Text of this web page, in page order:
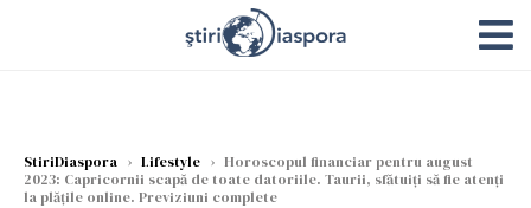
StiriDiaspora › Lifestyle › Horoscopul financiar pentru august
2023: Capricornii scapă de toate datoriile. Taurii, sfătuiți să fie atenți
la plățile online. Previziuni complete